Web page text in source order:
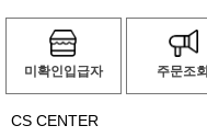
미확인입급자 주문조회
CS CENTER